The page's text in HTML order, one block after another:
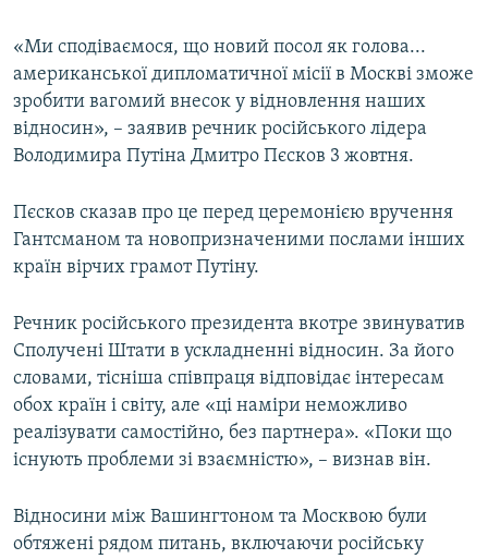
«Ми сподіваємося, що новий посол як голова...
американської дипломатичної місії в Москві зможе
зробити вагомий внесок у відновлення наших
відносин», – заявив речник російського лідера
Володимира Путіна Дмитро Пєсков 3 жовтня.
Пєсков сказав про це перед церемонією вручення
Гантсманом та новопризначеними послами інших
країн вірчих грамот Путіну.
Речник російського президента вкотре звинуватив
Сполучені Штати в ускладненні відносин. За його
словами, тісніша співпраця відповідає інтересам
обох країн і світу, але «ці наміри неможливо
реалізувати самостійно, без партнера». «Поки що
існують проблеми зі взаємністю», – визнав він.
Відносини між Вашингтоном та Москвою були
обтяжені рядом питань, включаючи російську